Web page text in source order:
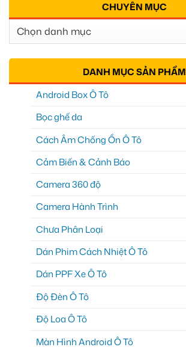
CHUYÊN MỤC
Chuyên
Mục
DANH MỤC SẢN PHẨM
Android Box Ô Tô
Bọc ghế da
Cách Âm Chống Ồn Ô Tô
Cảm Biến & Cảnh Báo
Camera 360 độ
Camera Hành Trình
Chưa Phân Loại
Dán Phim Cách Nhiệt Ô Tô
Dán PPF Xe Ô Tô
Độ Đèn Ô Tô
Độ Loa Ô Tô
Màn Hình Android Ô Tô